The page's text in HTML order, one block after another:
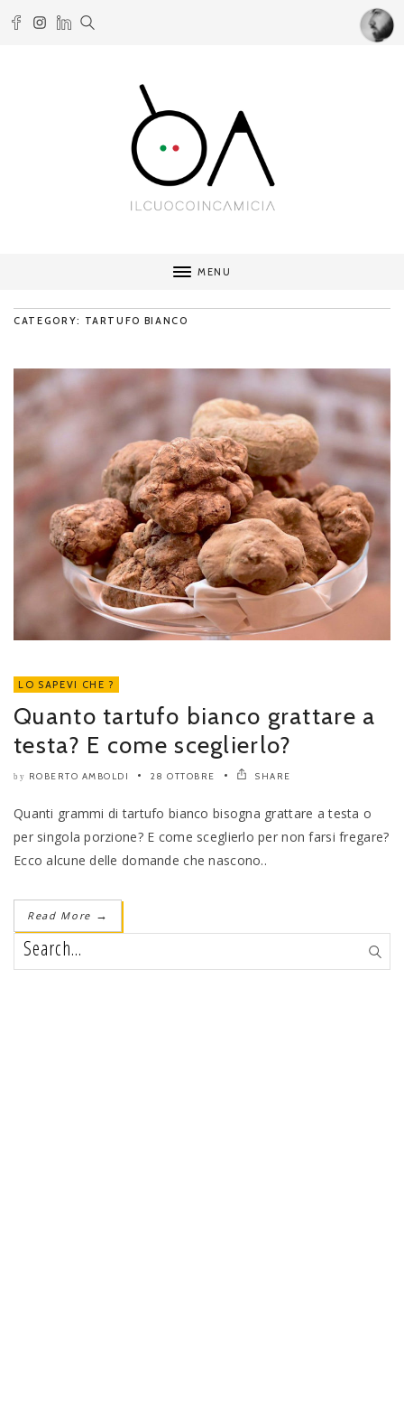
MENU
CATEGORY: TARTUFO BIANCO
LO SAPEVI CHE ?
Quanto tartufo bianco grattare a
testa? E come sceglierlo?
by ROBERTO AMBOLDI 28 OTTOBRE SHARE
Quanti grammi di tartufo bianco bisogna grattare a testa o
per singola porzione? E come sceglierlo per non farsi fregare?
Ecco alcune delle domande che nascono..
Read More →